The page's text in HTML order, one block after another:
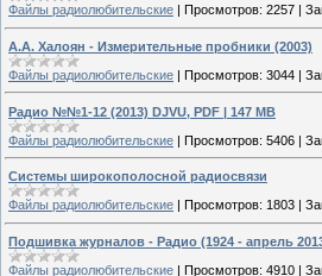
Файлы радиолюбительские
Просмотров: 2257
А.A. Халоян - Измерительные пробники (2003)
Файлы радиолюбительские | Просмотров: 3044 |
Радио №№1-12 (2013) DJVU, PDF | 147 MB
Файлы радиолюбительские | Просмотров: 5406 |
Системы широкополосной радиосвязи
Файлы радиолюбительские
Просмотров: 1803
Подшивка журналов - Радио (1924 - апрель
Файлы радиолюбительские | Просмотров: 4910 |